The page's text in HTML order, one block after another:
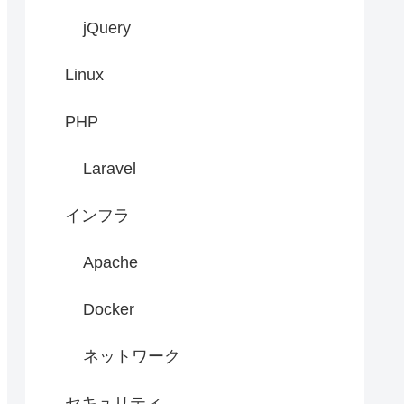
jQuery
Linux
PHP
Laravel
インフラ
Apache
Docker
ネットワーク